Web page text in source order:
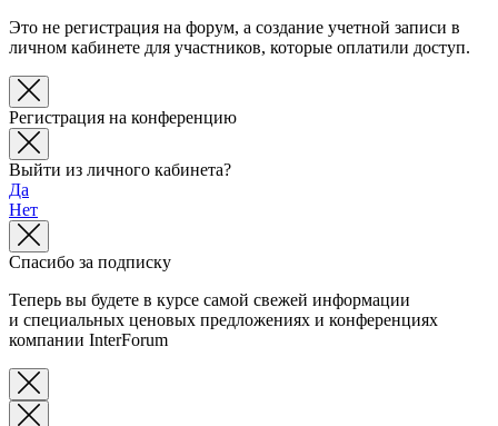
Это не регистрация на форум, а создание учетной записи в
личном кабинете для участников, которые оплатили доступ.
Регистрация на конференцию
Выйти из личного кабинета?
Да
Нет
Спасибо за подписку
Теперь вы будете в курсе самой свежей информации
и специальных ценовых предложениях и конференциях
компании InterForum